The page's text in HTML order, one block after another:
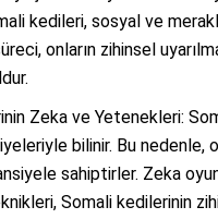
kedileri, sosyal ve
onların zihinsel
Zeka ve Yetenekleri:
bilinir. Bu nedenle,
sahiptirler. Zeka
Somali kedilerinin